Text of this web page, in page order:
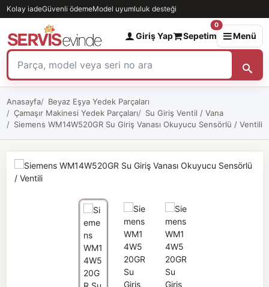
Kolay iadeGüvenli ödemeModel uyumluluk desteği
Giriş Yap Sepetim
0
Menü
Anasayfa
Beyaz Eşya Yedek Parçaları
Çamaşır Makinesi Yedek Parçaları
Su Giriş Ventil / Vana
Siemens WM14W520GR Su Giriş Vanası Okuyucu Sensörlü / Ventili